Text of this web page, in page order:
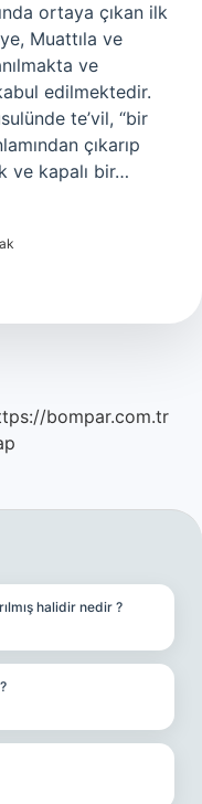
ortaya çıkan ilk
Muattıla ve
ve
edilmektedir.
te’vil, “bir
çıkarıp
ve kapalı bir…
bompar.com.tr
halidir nedir ?